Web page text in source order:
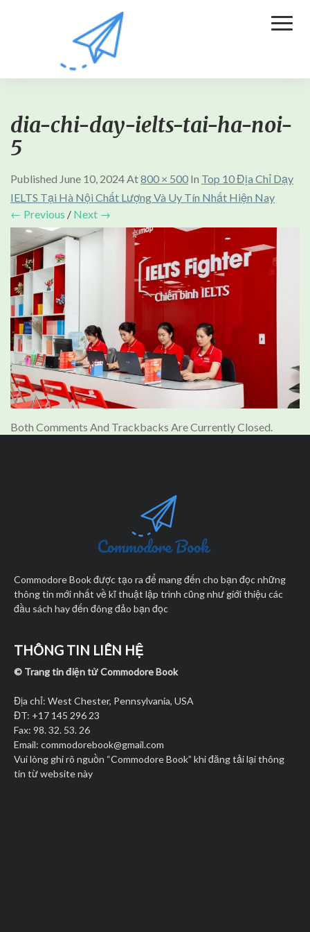
dia-chi-day-ielts-tai-ha-noi-
5
Published June 10, 2024At800 × 500 In Top 10 Địa Chỉ Dạy
IELTS Tại Hà Nội Chất Lượng Và Uy Tín Nhất Hiện Nay
← Previous / Next →
Both Comments And Trackbacks Are Currently Closed.
Commodore Book được tạo ra để mang đến cho bạn đọc những
thông tin mới nhất về kĩ thuật lập trình cũng như giới thiệu các
đầu sách hay đến đông đảo bạn đọc
THÔNG TIN LIÊN HỆ
© Trang tin điện tử Commodore Book
Địa chỉ: West Chester, Pennsylvania, USA
ĐT: +17 145 296 23
Fax: 98. 32. 53. 26
Email: commodorebook@gmail.com
Vui lòng ghi rõ nguồn “Commodore Book” khi đăng tải lại thông
tin từ website này